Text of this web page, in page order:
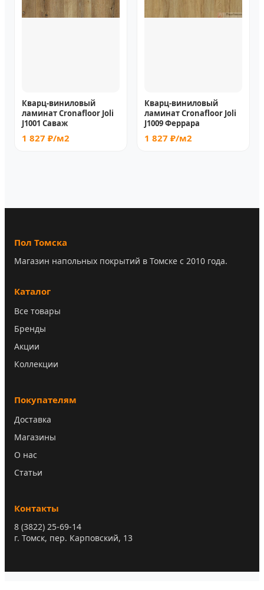
Кварц-виниловый
ламинат Cronafloor Joli
J1001 Саваж
1 827 ₽/м2
Кварц-виниловый
ламинат Cronafloor Joli
J1009 Феррара
1 827 ₽/м2
Пол Томска
Магазин напольных покрытий в Томске с 2010 года.
Каталог
Все товары
Бренды
Акции
Коллекции
Покупателям
Доставка
Магазины
О нас
Статьи
Контакты
8 (3822) 25-69-14
г. Томск, пер. Карповский, 13